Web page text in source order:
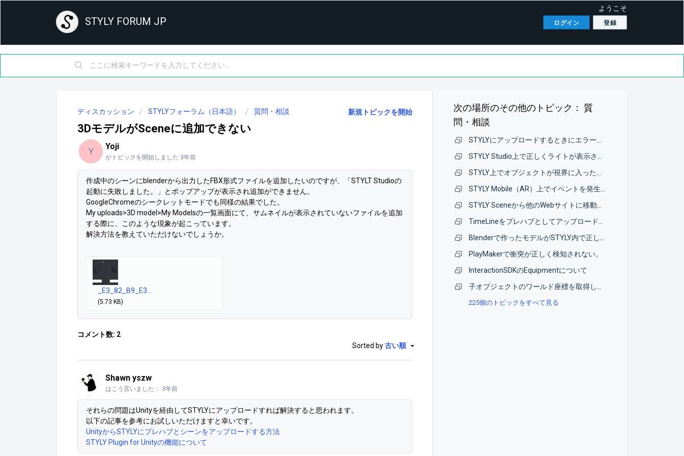
STYLY FORUM JP
ようこそ
ログイン 登録
新規トピックを開始
ディスカッション STYLYフォーラム（日本語） 質問・相談
3DモデルがSceneに追加できない
Y Yoji
がトピックを開始しました 3年前
作成中のシーンにblenderから出力したFBX形式ファイルを追加したいのですが、「STYLT Studioの
起動に失敗しました。」とポップアップが表示され追加ができません。
GoogleChromeのシークレットモードでも同様の結果でした。
My uploads>3D model>My Modelsの一覧画面にて、サムネイルが表示されていないファイルを追加
する際に、このような現象が起こっています。
解決方法を教えていただけないでしょうか。
_E3_82_B9_E3...
(5.73 KB)
コメント数: 2
Sorted by古い順
Shawn yszw
はこう言いました： 3年前
それらの問題はUnityを経由してSTYLYにアップロードすれば解決すると思われます。
以下の記事を参考にお試しいただけますと幸いです。
UnityからSTYLYにプレハブとシーンをアップロードする方法
STYLY Plugin for Unityの機能について
次の場所のその他のトピック： 質
問・相談
PlayMakerで衝突が正しく検知されない。
InteractionSDKのEquipmentについて
225個のトピックをすべて見る